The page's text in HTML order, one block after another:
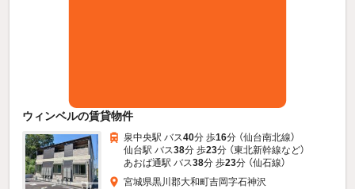
ウィンベルの賃貸物件
泉中央駅 バス40分 歩16分 （仙台南北線）
仙台駅 バス38分 歩23分 （東北新幹線など）
あおば通駅 バス38分 歩23分 （仙石線）
宮城県黒川郡大和町吉岡字石神沢